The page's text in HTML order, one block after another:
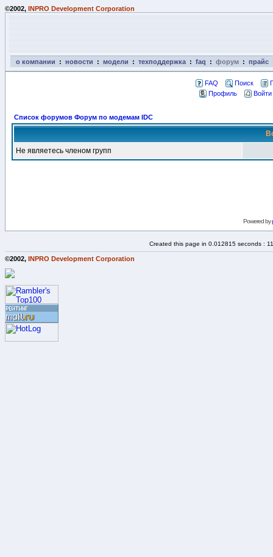
©2002, INPRO Development Corporation
о компании : новости : модели : техподдержка : faq : форум : прайс
FAQ Поиск
Профиль
Список форумов Форум по модемам IDC
Не являетесь членом групп
Powered by
Created this page in 0.012815 seconds :
©2002, INPRO Development Corporation